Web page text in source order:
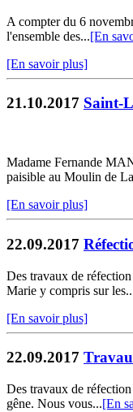
A compter du 6
l'ensemble des...[En
[En savoir plus]
21.10.2017 Saint-
Madame Fernande
paisible au Moulin de
[En savoir plus]
22.09.2017
Des travaux de
Marie y compris sur
[En savoir plus]
22.09.2017
Des travaux de
gêne. Nous vous...[En